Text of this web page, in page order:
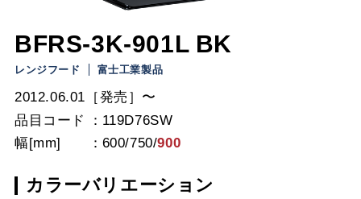
BFRS-3K-901L BK
レンジフード 富士工業製品
2012.06.01［発売］〜
品目コード
119D76SW
幅[mm]
600/750/900
カラーバリエーション